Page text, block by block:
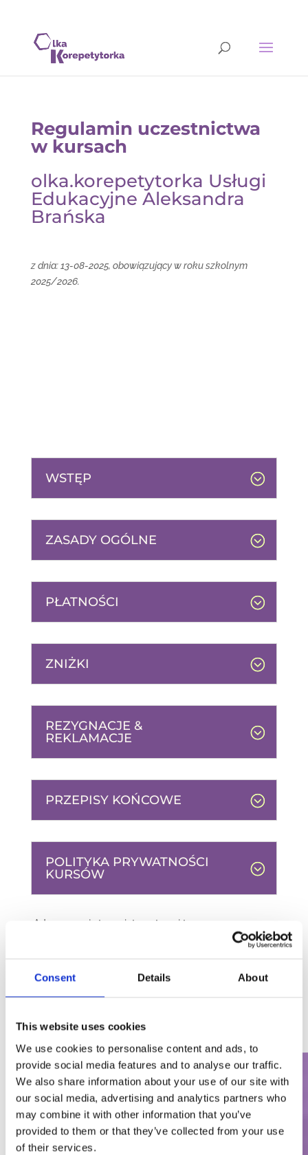
Consent Details About
This website uses cookies
We use cookies to personalise content and ads, to
provide social media features and to analyse our traffic.
We also share information about your use of our site with
our social media, advertising and analytics partners who
may combine it with other information that you’ve
provided to them or that they’ve collected from your use
of their services.
Regulamin uczestnictwa
w kursach
olka.korepetytorka Usługi
Edukacyjne Aleksandra
Brańska
z dnia: 13-08-2025, obowiązujący w roku szkolnym
2025/2026.
WSTĘP
ZASADY OGÓLNE
PŁATNOŚCI
ZNIŻKI
REZYGNACJE &
REKLAMACJE
PRZEPISY KOŃCOWE
POLITYKA PRYWATNOŚCI
KURSÓW
Adres naszej strony internetowej to: